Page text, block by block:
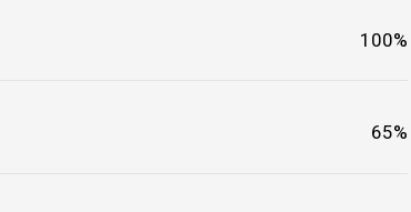
100%
65%